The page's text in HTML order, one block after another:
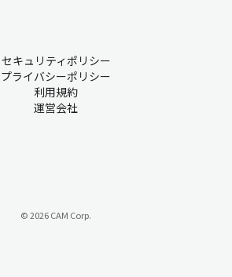
セキュリティポリシー
プライバシーポリシー
利用規約
運営会社
© 2026 CAM Corp.